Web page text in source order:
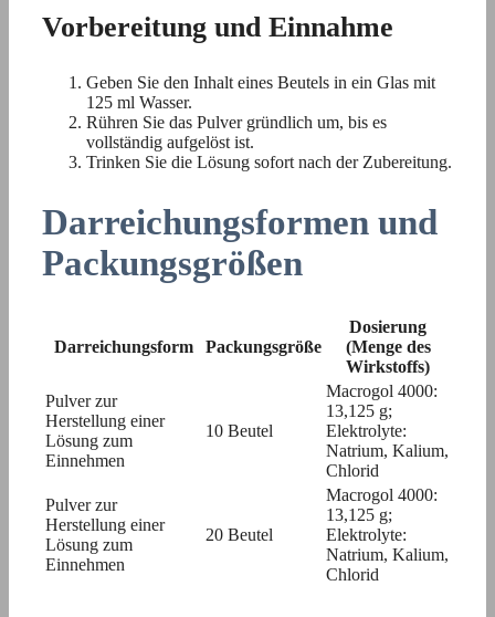
Vorbereitung und Einnahme
Geben Sie den Inhalt eines Beutels in ein Glas mit
125 ml Wasser.
Rühren Sie das Pulver gründlich um, bis es
vollständig aufgelöst ist.
Trinken Sie die Lösung sofort nach der Zubereitung.
Darreichungsformen und
Packungsgrößen
Darreichungsform Packungsgröße
Dosierung
(Menge des
Wirkstoffs)
Pulver zur
Herstellung einer
Lösung zum
Einnehmen
10 Beutel
Macrogol 4000:
13,125 g;
Elektrolyte:
Natrium, Kalium,
Chlorid
Pulver zur
Herstellung einer
Lösung zum
Einnehmen
20 Beutel
Macrogol 4000:
13,125 g;
Elektrolyte:
Natrium, Kalium,
Chlorid